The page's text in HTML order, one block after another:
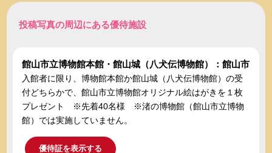
投稿写真の周辺にある優待施設
館山市立博物館本館・館山城（八犬伝博物館）：館山市
入館者に限り、博物館本館か館山城（八犬伝博物館）の受
付どちらかで、館山市立博物館オリジナル絵はがきを１枚
プレゼント ※先着40名様 ※渚の博物館（館山市立博物
館）では実施していません。
優待証を表示する